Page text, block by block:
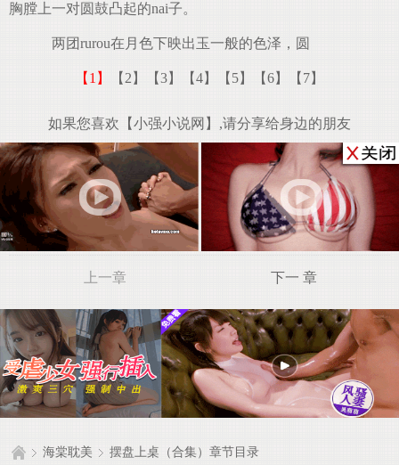
胸膛上一对圆鼓凸起的nai子。
两团rurou在月色下映出玉一般的色泽，圆
【1】 【2】 【3】 【4】 【5】 【6】 【7】
如果您喜欢【小强小说网】,请分享给身边的朋友
上一章 下一 章
海棠耽美 摆盘上桌（合集）章节目录